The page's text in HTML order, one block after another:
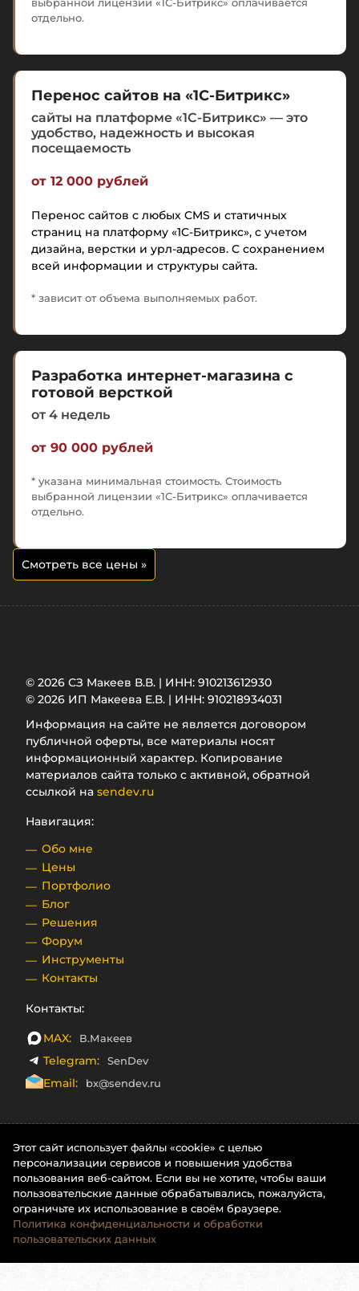
выбранной лицензии «1С-Битрикс» оплачивается
отдельно.
Перенос сайтов на «1С-Битрикс»
сайты на платформе «1С-Битрикс» — это
удобство, надежность и высокая
посещаемость
от 12 000 рублей
Перенос сайтов с любых CMS и статичных
страниц на платформу «1С-Битрикс», с учетом
дизайна, верстки и урл-адресов. С сохранением
всей информации и структуры сайта.
* зависит от объема выполняемых работ.
Разработка интернет-магазина с
готовой версткой
от 4 недель
от 90 000 рублей
* указана минимальная стоимость. Стоимость
выбранной лицензии «1С-Битрикс» оплачивается
отдельно.
Смотреть все цены »
© 2026 СЗ Макеев В.В. | ИНН: 910213612930
© 2026 ИП Макеева Е.В. | ИНН: 910218934031
Информация на сайте не является договором
публичной оферты, все материалы носят
информационный характер. Копирование
материалов сайта только с активной, обратной
ссылкой на sendev.ru
Навигация:
Обо мне
Цены
Портфолио
Блог
Решения
Форум
Инструменты
Контакты
Контакты:
MAX: В.Макеев
Telegram: SenDev
Email: bx@sendev.ru
Этот сайт использует файлы «cookie» с целью
персонализации сервисов и повышения удобства
пользования веб-сайтом. Если вы не хотите, чтобы ваши
пользовательские данные обрабатывались, пожалуйста,
ограничьте их использование в своём браузере.
Политика конфиденциальности и обработки
пользовательских данных